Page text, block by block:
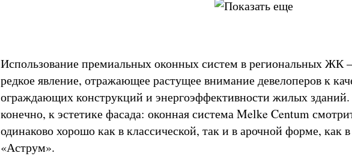
Использование премиальных оконных систем в региональных ЖК
редкое явление, отражающее растущее внимание девелоперов к
ограждающих конструкций и энергоэффективности жилых
конечно, к эстетике фасада: оконная система Melke Centum
одинаково хорошо как в классической, так и в арочной форме, как
«Аструм».